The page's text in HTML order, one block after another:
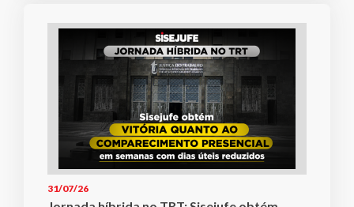
31/07/26